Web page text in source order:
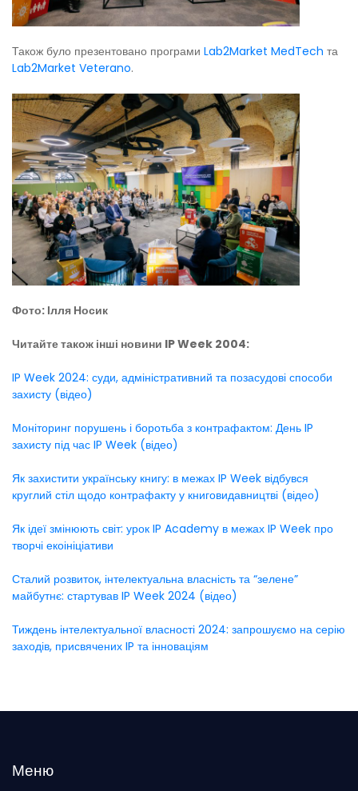
Також було презентовано програми Lab2Market MedTech та
Lab2Market Veterano.
Фото: Ілля Носик
Читайте також інші новини IP Week 2004:
IP Week 2024: суди, адміністративний та позасудові способи
захисту (відео)
Моніторинг порушень і боротьба з контрафактом: День IP
захисту під час IP Week (відео)
Як захистити українську книгу: в межах IP Week відбувся
круглий стіл щодо контрафакту у книговидавництві (відео)
Як ідеї змінюють світ: урок IP Academy в межах IP Week про
творчі екоініціативи
Сталий розвиток, інтелектуальна власність та “зелене”
майбутнє: стартував IP Week 2024 (відео)
Тиждень інтелектуальної власності 2024: запрошуємо на серію
заходів, присвячених IP та інноваціям
Меню